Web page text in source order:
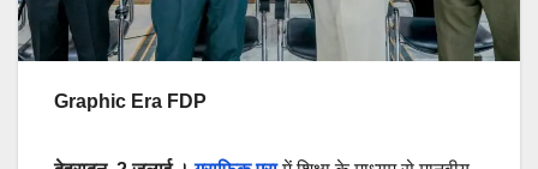
Graphic Era FDP